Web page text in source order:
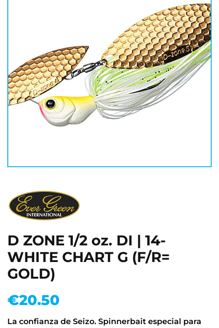
D ZONE 1/2 oz. DI | 14-
WHITE CHART G (F/R=
GOLD)
€20.50
La confianza de Seizo. Spinnerbait especial para